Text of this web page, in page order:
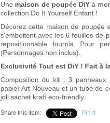
Une maison de poupée DiY à
collection Do It Yourself Enfant !
Décorez cette maison de poupée
s'emboitent avec les 6 feuilles de
repositionnable fournis. Pour
(Personnages non inclus).
Exclusivité Tout est DiY ! Fait à
Composition du kit : 3
papier Art Nouveau et un tube de
joli sachet kraft eco-friendly.
Share this item: Pin It